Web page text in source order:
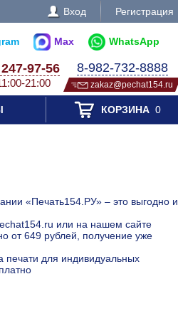
Вход Регистрация
Max WhatsApp
97-56
21:00
8-982-732-8888
zakaz@pechat154.ru
КОРЗИНА0
«Печать154.РУ» – это выгодно и
или на нашем сайте
от 649 рублей, получение уже
печати для индивидуальных